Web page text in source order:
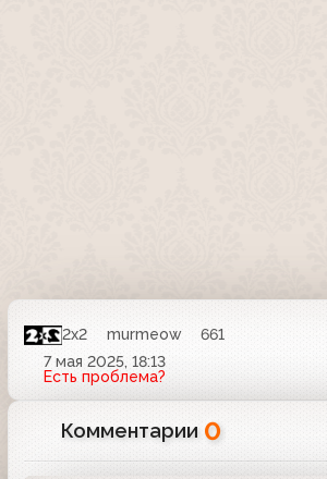
2x2 murmeow
661
7 мая 2025, 18:13
Есть проблема?
Комментарии 0